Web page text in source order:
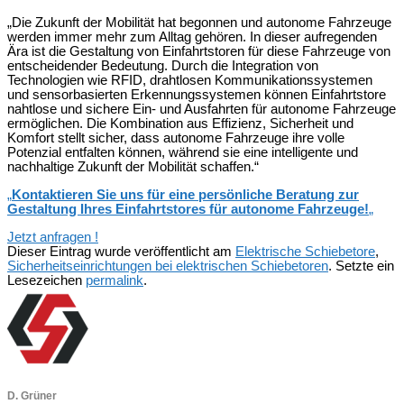
„Die Zukunft der Mobilität hat begonnen und autonome Fahrzeuge
werden immer mehr zum Alltag gehören. In dieser aufregenden
Ära ist die Gestaltung von Einfahrtstoren für diese Fahrzeuge von
entscheidender Bedeutung. Durch die Integration von
Technologien wie RFID, drahtlosen Kommunikationssystemen
und sensorbasierten Erkennungssystemen können Einfahrtstore
nahtlose und sichere Ein- und Ausfahrten für autonome Fahrzeuge
ermöglichen. Die Kombination aus Effizienz, Sicherheit und
Komfort stellt sicher, dass autonome Fahrzeuge ihre volle
Potenzial entfalten können, während sie eine intelligente und
nachhaltige Zukunft der Mobilität schaffen.“
„Kontaktieren Sie uns für eine persönliche Beratung zur
Gestaltung Ihres Einfahrtstores für autonome Fahrzeuge!„
Jetzt anfragen !
Dieser Eintrag wurde veröffentlicht am Elektrische Schiebetore,
Sicherheitseinrichtungen bei elektrischen Schiebetoren. Setzte ein
Lesezeichen permalink.
D. Grüner